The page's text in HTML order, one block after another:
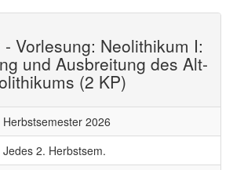
- Vorlesung: Neolithikum I:
und Ausbreitung des Alt-
(2 KP)
Herbstsemester 2026
Jedes 2. Herbstsem.